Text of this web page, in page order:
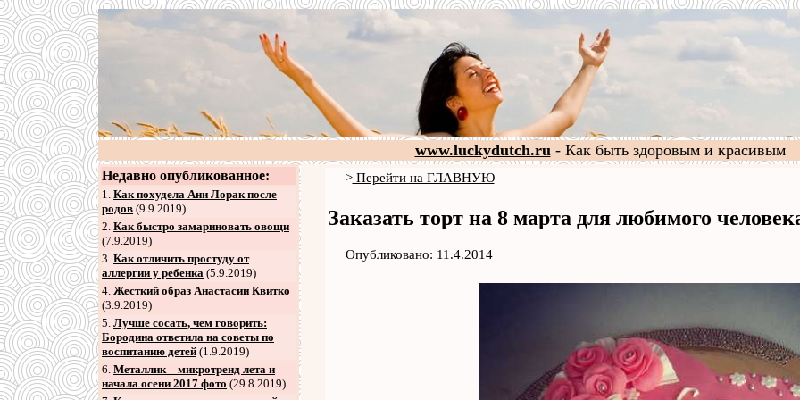
www.luckydutch.ru- Как быть здоровым и красивым
Недавно опубликованное:
1. Как похудела Ани Лорак после
родов (9.9.2019)
2. Как быстро замариновать овощи
(7.9.2019)
3. Как отличить простуду от
аллергии у ребенка (5.9.2019)
4. Жесткий образ Анастасии Квитко
(3.9.2019)
5. Лучше сосать, чем говорить:
Бородина ответила на советы по
воспитанию детей (1.9.2019)
6. Металлик – микротренд лета и
начала осени 2017 фото (29.8.2019)
>Перейти на ГЛАВНУЮ
Заказать торт на 8 марта для любимого
Опубликовано: 11.4.2014